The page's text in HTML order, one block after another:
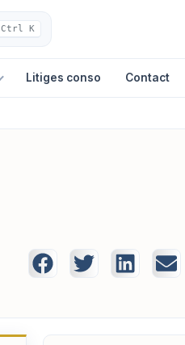
Ctrl K
Litiges conso Contact